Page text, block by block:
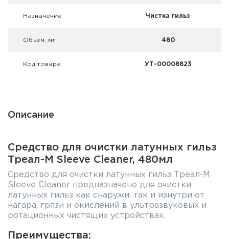
Чехлы и кейсы
Релоадинг
Сигнальные средства
Аксессуары
Назначение Чистка гильз
Объем, мл 480
Код товара УТ-00008823
Описание
Средство для очистки латунных гильз
Треал-М Sleeve Cleaner, 480мл
Средство для очистки латунных гильз Треал-М
Sleeve Cleaner предназначено для очистки
латунных гильз как снаружи, так и изнутри от
нагара, грязи и окислений в ультразвуковых и
ротационных чистящих устройствах.
Преимущества: